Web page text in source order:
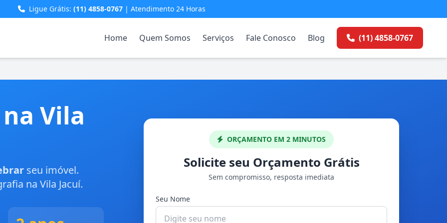
Ligue Grátis: (11) 4858-0767 | Atendimento 24 Horas
Home Quem Somos Serviços Fale Conosco Blog (11) 4858-0767
Vila
seu imóvel.
na Vila Jacuí.
ORÇAMENTO EM 2 MINUTOS
Solicite seu Orçamento Grátis
Sem compromisso, resposta imediata
Seu Nome